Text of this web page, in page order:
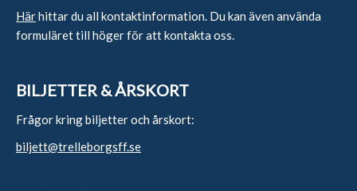
Härhittar du all kontaktinformation. Du kan även använda
formuläret till höger för att kontakta oss.
BILJETTER & ÅRSKORT
Frågor kring biljetter och årskort:
biljett@trelleborgsff.se